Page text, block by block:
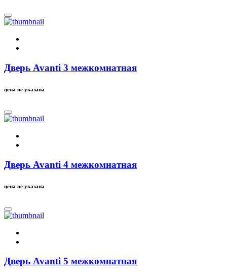
Дверь Avanti 3 межкомнатная
цена не указана
Дверь Avanti 4 межкомнатная
цена не указана
Дверь Avanti 5 межкомнатная